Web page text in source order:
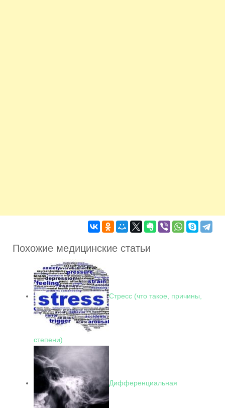
Похожие медицинские статьи
Стресс (что такое, причины,
степени)
Дифференциальная